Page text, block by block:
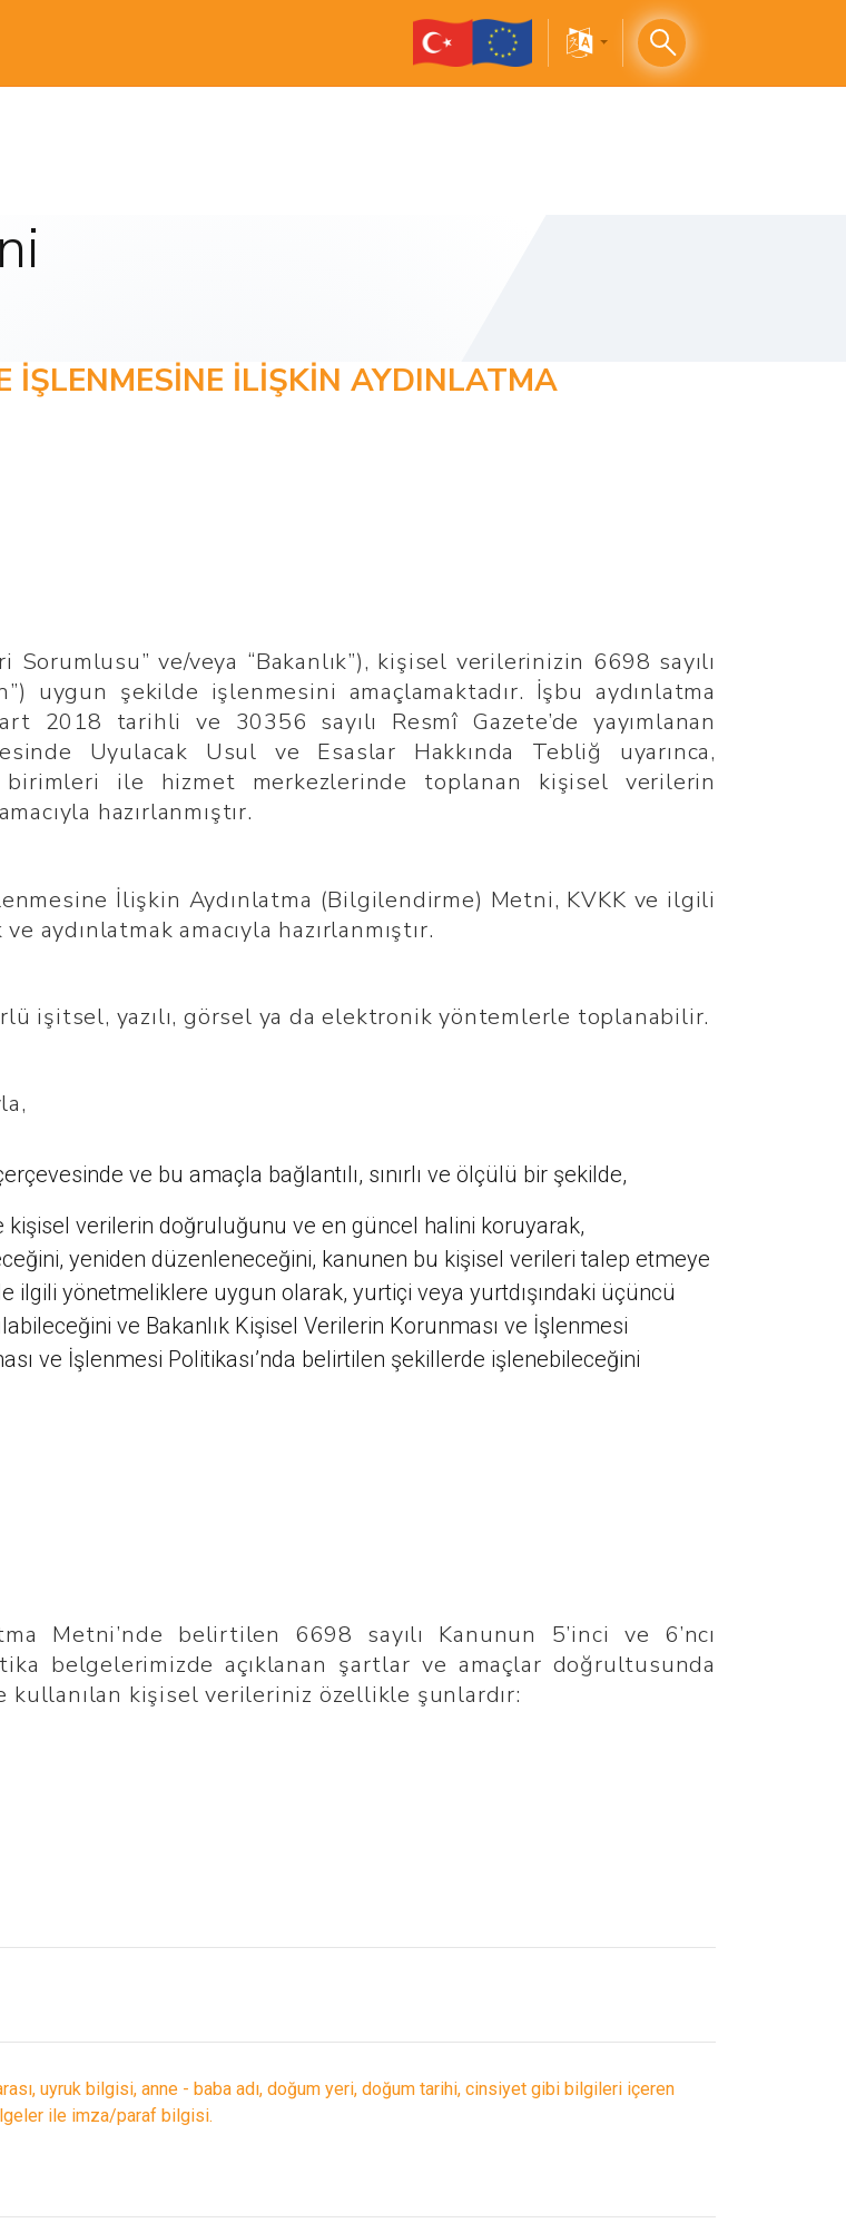
İŞLENMESİNE İLİŞKİN AYDINLATMA
Sorumlusu” ve/veya “Bakanlık”), kişisel verilerinizin 6698 sayılı
uygun şekilde işlenmesini amaçlamaktadır. İşbu aydınlatma
tarihli ve 30356 sayılı Resmî Gazete’de yayımlanan
Uyulacak Usul ve Esaslar Hakkında Tebliğ uyarınca,
ile hizmet merkezlerinde toplanan kişisel verilerin
hazırlanmıştır.
İlişkin Aydınlatma (Bilgilendirme) Metni, KVKK ve ilgili
aydınlatmak amacıyla hazırlanmıştır.
işitsel, yazılı, görsel ya da elektronik yöntemlerle toplanabilir.
ve bu amaçla bağlantılı, sınırlı ve ölçülü bir şekilde,
kişisel verilerin doğruluğunu ve en güncel halini koruyarak,
yeniden düzenleneceğini, kanunen bu kişisel verileri talep etmeye
ilgili yönetmeliklere uygun olarak, yurtiçi veya yurtdışındaki üçüncü
ve Bakanlık Kişisel Verilerin Korunması ve İşlenmesi
ve İşlenmesi Politikası’nda belirtilen şekillerde işlenebileceğini
Metni’nde belirtilen 6698 sayılı Kanunun 5’inci ve 6’ncı
belgelerimizde açıklanan şartlar ve amaçlar doğrultusunda
kullanılan kişisel verileriniz özellikle şunlardır:
uyruk bilgisi, anne - baba adı, doğum yeri, doğum tarihi, cinsiyet gibi bilgileri içeren
ile imza/paraf bilgisi.